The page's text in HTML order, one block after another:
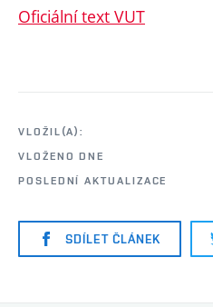
Oficiální text VUT
VLOŽIL(A):
VLOŽENO DNE
POSLEDNÍ AKTUALIZACE
SDÍLET ČLÁNEK